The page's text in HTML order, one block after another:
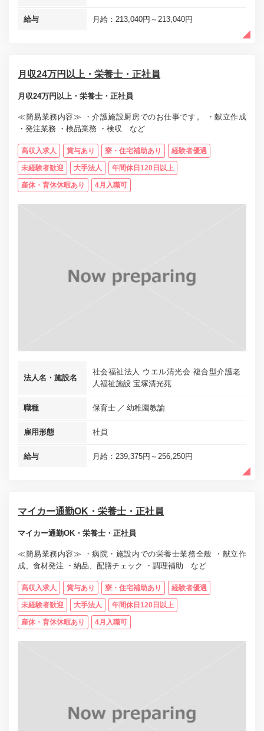
給与 月給：213,040円～213,040円
月収24万円以上・栄養士・正社員
月収24万円以上・栄養士・正社員
≪簡易業務内容≫ ・介護施設厨房でのお仕事です。 ・献立作成
・発注業務 ・検品業務 ・検収 など
高収入求人 賞与あり 寮・住宅補助あり 経験者優遇
未経験者歓迎 大手法人 年間休日120日以上
産休・育休休暇あり 4月入職可
法人名・施設名
社会福祉法人 ウエル清光会 複合型介護老
人福祉施設 宝塚清光苑
職種 保育士 幼稚園教諭
雇用形態 社員
給与 月給：239,375円～256,250円
マイカー通勤OK・栄養士・正社員
マイカー通勤OK・栄養士・正社員
≪簡易業務内容≫ ・病院・施設内での栄養士業務全般 ・献立作
成、食材発注 ・納品、配膳チェック ・調理補助 など
高収入求人 賞与あり 寮・住宅補助あり 経験者優遇
未経験者歓迎 大手法人 年間休日120日以上
産休・育休休暇あり 4月入職可